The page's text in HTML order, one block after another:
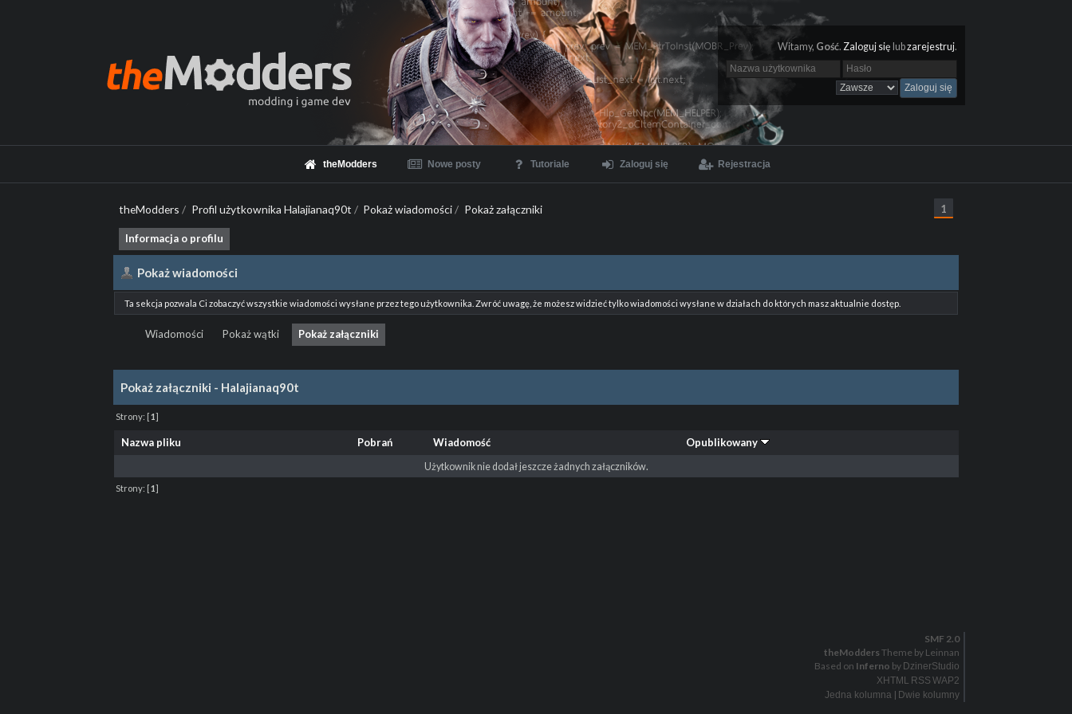
Witamy, Gość. Zaloguj się lubzarejestruj.
theModders Nowe posty Tutoriale Zaloguj się Rejestracja
theModders / Profil użytkownika Halajianaq90t / Pokaż wiadomości/ Pokaż załączniki 1
Informacja o profilu
Pokaż wiadomości
Ta sekcja pozwala Ci zobaczyć wszystkie wiadomości wysłane przez tego użytkownika. Zwróć uwagę, że możesz widzieć tylko wiadomości wysłane w działach do których masz aktualnie dostęp.
Wiadomości Pokaż wątki Pokaż załączniki
Pokaż załączniki - Halajianaq90t
Strony: [1]
Nazwa pliku Pobrań Wiadomość Opublikowany
Użytkownik nie dodał jeszcze żadnych załączników.
Strony: [1]
SMF 2.0
theModders Theme by Leinnan
Based on Inferno by DzinerStudio
XHTML RSS WAP2
Jedna kolumna| Dwie kolumny